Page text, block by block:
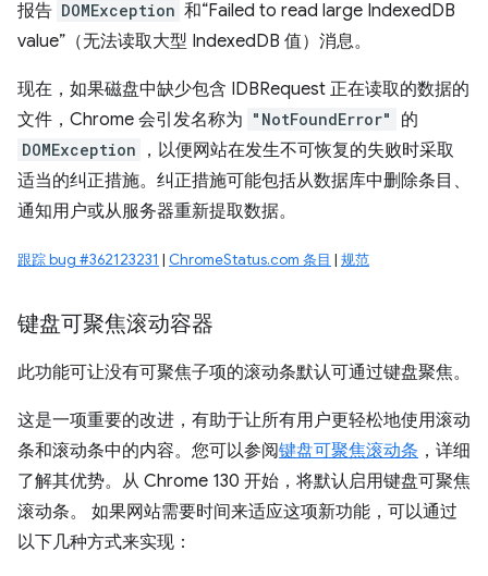
报告 DOMException 和“Failed to read large IndexedDB
value”（无法读取大型 IndexedDB 值）消息。
现在，如果磁盘中缺少包含 IDBRequest 正在读取的数据的
文件，Chrome 会引发名称为 "NotFoundError" 的
DOMException
，以便网站在发生不可恢复的失败时采取
适当的纠正措施。纠正措施可能包括从数据库中删除条目、
通知用户或从服务器重新提取数据。
跟踪 bug #362123231 | ChromeStatus.com 条目 | 规范
键盘可聚焦滚动容器
此功能可让没有可聚焦子项的滚动条默认可通过键盘聚焦。
这是一项重要的改进，有助于让所有用户更轻松地使用滚动
条和滚动条中的内容。您可以参阅键盘可聚焦滚动条 ，详细
了解其优势。从 Chrome 130 开始，将默认启用键盘可聚焦
滚动条。 如果网站需要时间来适应这项新功能，可以通过
以下几种方式来实现：